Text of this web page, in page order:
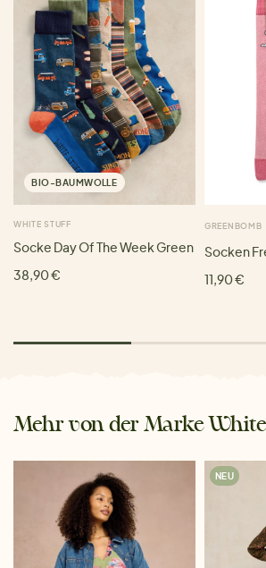
BIO-BAUMWOLLE
WHITE STUFF
Socke Day Of The Week Green
38,90 €
GREENBOMB
Socken
11,90 €
Mehr von der Marke
NEU